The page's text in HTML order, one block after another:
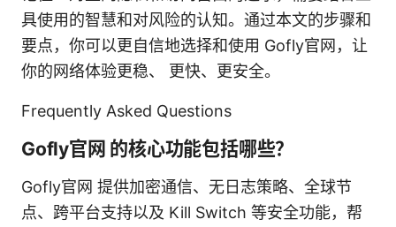
具使用的智慧和对风险的认知。通过本文的步骤和
要点，你可以更自信地选择和使用 Gofly官网，让
你的网络体验更稳、 更快、更安全。
Frequently Asked Questions
Gofly官网 的核心功能包括哪些？
Gofly官网 提供加密通信、无日志策略、全球节
点、跨平台支持以及 Kill Switch 等安全功能，帮